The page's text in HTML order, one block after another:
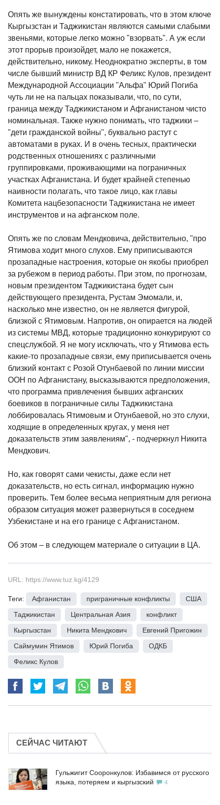
Опять же вынуждены констатировать, что в этом ключе
Кыргызстан и Таджикистан являются самыми слабыми
звеньями, которые легко можно "взорвать". А уж если
этот прорыв произойдет, мало не покажется,
действительно, никому. Неоднократно эксперты, в том
числе бывший министр ВД КР Феликс Кулов, президент
Международной Ассоциации "Альфа" Юрий Погиба
чуть ли не на пальцах показывали, что, по сути,
граница между Таджикистаном и Афганистаном чисто
номинальная. Также нужно понимать, что таджики –
"дети гражданской войны", буквально растут с
автоматами в руках. И в очень тесных, практически
родственных отношениях с различными
группировками, проживающими на пограничных
участках Афганистана. И будет крайней степенью
наивности полагать, что такое лицо, как главы
Комитета нацбезопасности Таджикистана не имеет
инструментов и на афганском поле.
Опять же по словам Мендковича, действительно, "про
Ятимова ходит много слухов. Ему приписываются
прозападные настроения, которые он якобы приобрел
за рубежом в период работы. При этом, по прогнозам,
новым президентом Таджикистана будет сын
действующего президента, Рустам Эмомали, и,
насколько мне известно, он не является фигурой,
близкой с Ятимовым. Напротив, он опирается на людей
из системы МВД, которые традиционно конкурируют со
спецслужбой. Я не могу исключать, что у Ятимова есть
какие-то прозападные связи, ему приписывается очень
близкий контакт с Розой Отунбаевой по линии миссии
ООН по Афганистану, высказываются предположения,
что программа привлечения бывших афганских
боевиков в пограничные силы Таджикистана
лоббировалась Ятимовым и Отунбаевой, но это слухи,
ходящие в определенных кругах, у меня нет
доказательств этим заявлениям", - подчеркнул Никита
Мендкович.
Но, как говорят сами чекисты, даже если нет
доказательств, но есть сигнал, информацию нужно
проверить. Тем более весьма неприятным для региона
образом ситуация может развернуться в соседнем
Узбекистане и на его границе с Афганистаном.
Об этом – в следующем материале о ситуации в ЦА.
URL: https://www.tuz.kg/4129
Теги: Афганистан приграничные конфликты США
Таджикистан
Центральная Азия конфликт
Кыргызстан
Никита Мендкович Евгений Пригожин
Саймумин Ятимов
Юрий Погиба ОДКБ
Феликс Кулов
СЕЙЧАС ЧИТАЮТ
Гульжигит Сооронкулов: Избавимся от русского
языка, потеряем и кыргызский
4